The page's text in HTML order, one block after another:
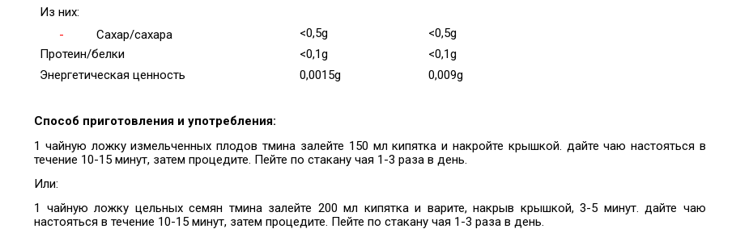
Из них:
-
Сахар/сахара <0,5g
<0,5g
Протеин/белки
<0,1g
<0,1g
Энергетическая ценность
0,0015g 0,009g
Способ приготовления и употребления:
1 чайную ложку измельченных плодов тмина залейте 150 мл кипятка и накройте крышкой. дайте чаю настояться в
течение 10-15 минут, затем процедите. Пейте по стакану чая 1-3 раза в день.
Или:
1 чайную ложку цельных семян тмина залейте 200 мл кипятка и варите, накрыв крышкой, 3-5 минут. дайте чаю
настояться в течение 10-15 минут, затем процедите. Пейте по стакану чая 1-3 раза в день.